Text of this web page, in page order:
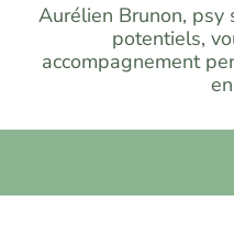
Aurélien Brunon, psy
potentiels,
accompagnement